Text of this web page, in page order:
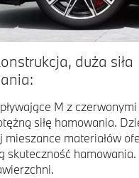
duża siła
M z
siłę hamowania.
mieszance materiałów
skuteczność hamowania.